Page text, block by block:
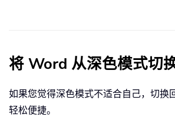
将 Word 从深色模式切
如果您觉得深色模式不适合自己，切换
轻松便捷。